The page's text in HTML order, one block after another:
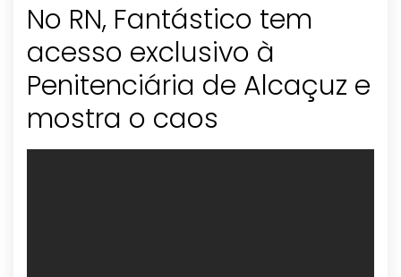
No RN, Fantástico tem
acesso exclusivo à
Penitenciária de Alcaçuz e
mostra o caos